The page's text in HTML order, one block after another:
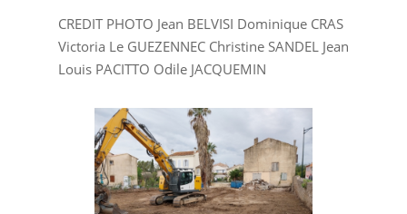
CREDIT PHOTO Jean BELVISI Dominique CRAS
Victoria Le GUEZENNEC Christine SANDEL Jean
Louis PACITTO Odile JACQUEMIN